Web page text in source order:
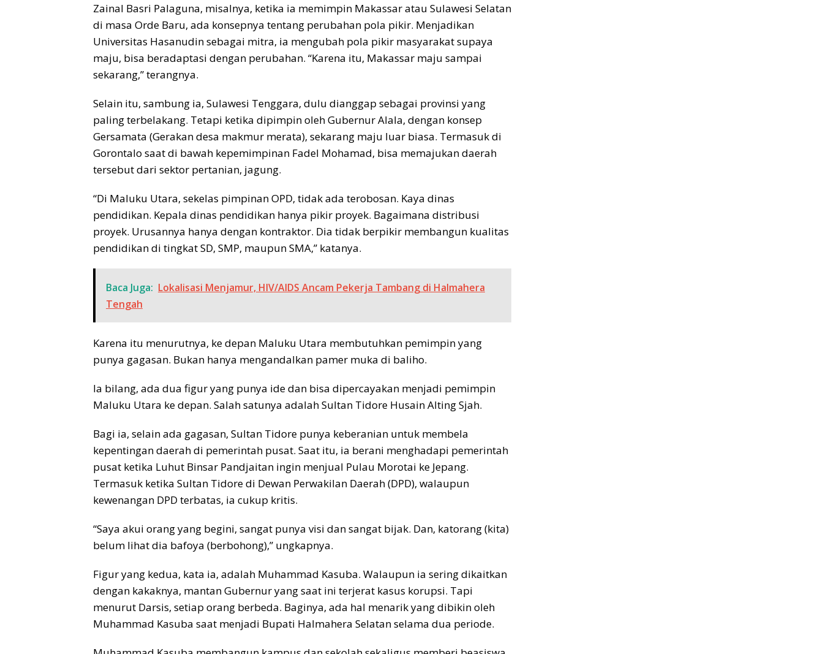
Zainal Basri Palaguna, misalnya, ketika ia memimpin Makassar atau Sulawesi Selatan
di masa Orde Baru, ada konsepnya tentang perubahan pola pikir. Menjadikan
Universitas Hasanudin sebagai mitra, ia mengubah pola pikir masyarakat supaya
maju, bisa beradaptasi dengan perubahan. “Karena itu, Makassar maju sampai
sekarang,” terangnya.
Selain itu, sambung ia, Sulawesi Tenggara, dulu dianggap sebagai provinsi yang
paling terbelakang. Tetapi ketika dipimpin oleh Gubernur Alala, dengan konsep
Gersamata (Gerakan desa makmur merata), sekarang maju luar biasa. Termasuk di
Gorontalo saat di bawah kepemimpinan Fadel Mohamad, bisa memajukan daerah
tersebut dari sektor pertanian, jagung.
“Di Maluku Utara, sekelas pimpinan OPD, tidak ada terobosan. Kaya dinas
pendidikan. Kepala dinas pendidikan hanya pikir proyek. Bagaimana distribusi
proyek. Urusannya hanya dengan kontraktor. Dia tidak berpikir membangun kualitas
pendidikan di tingkat SD, SMP, maupun SMA,” katanya.
Baca Juga: Lokalisasi Menjamur, HIV/AIDS Ancam Pekerja Tambang di Halmahera
Tengah
Karena itu menurutnya, ke depan Maluku Utara membutuhkan pemimpin yang
punya gagasan. Bukan hanya mengandalkan pamer muka di baliho.
Ia bilang, ada dua figur yang punya ide dan bisa dipercayakan menjadi pemimpin
Maluku Utara ke depan. Salah satunya adalah Sultan Tidore Husain Alting Sjah.
Bagi ia, selain ada gagasan, Sultan Tidore punya keberanian untuk membela
kepentingan daerah di pemerintah pusat. Saat itu, ia berani menghadapi pemerintah
pusat ketika Luhut Binsar Pandjaitan ingin menjual Pulau Morotai ke Jepang.
Termasuk ketika Sultan Tidore di Dewan Perwakilan Daerah (DPD), walaupun
kewenangan DPD terbatas, ia cukup kritis.
“Saya akui orang yang begini, sangat punya visi dan sangat bijak. Dan, katorang (kita)
belum lihat dia bafoya (berbohong),” ungkapnya.
Figur yang kedua, kata ia, adalah Muhammad Kasuba. Walaupun ia sering dikaitkan
dengan kakaknya, mantan Gubernur yang saat ini terjerat kasus korupsi. Tapi
menurut Darsis, setiap orang berbeda. Baginya, ada hal menarik yang dibikin oleh
Muhammad Kasuba saat menjadi Bupati Halmahera Selatan selama dua periode.